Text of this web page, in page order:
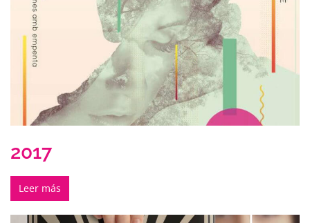
2017
Leer más